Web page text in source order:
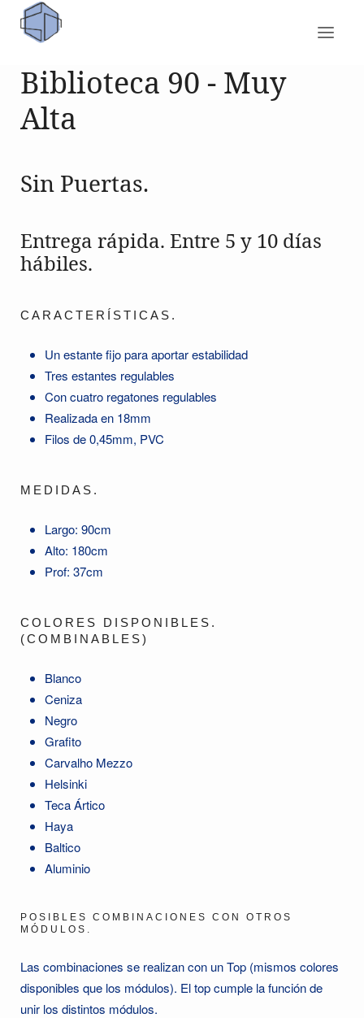
Biblioteca 90 - Muy
Alta
Sin Puertas.
Entrega rápida. Entre 5 y 10 días
hábiles.
CARACTERÍSTICAS.
Un estante fijo para aportar estabilidad
Tres estantes regulables
Con cuatro regatones regulables
Realizada en 18mm
Filos de 0,45mm, PVC
MEDIDAS.
Largo: 90cm
Alto: 180cm
Prof: 37cm
COLORES DISPONIBLES.
(COMBINABLES)
Blanco
Ceniza
Negro
Grafito
Carvalho Mezzo
Helsinki
Teca Ártico
Haya
Baltico
Aluminio
POSIBLES COMBINACIONES CON OTROS
MÓDULOS.
Las combinaciones se realizan con un Top (mismos colores
disponibles que los módulos). El top cumple la función de
unir los distintos módulos.